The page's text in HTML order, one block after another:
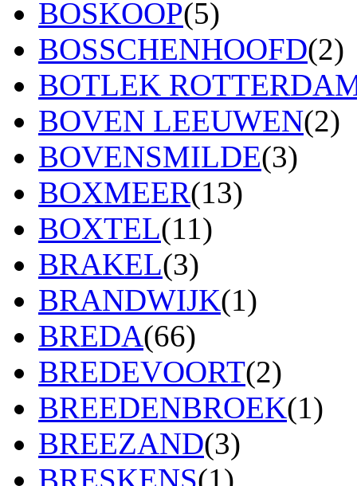
BOSKOOP(5)
BOSSCHENHOOFD(2)
BOTLEK
BOVEN LEEUWEN(2)
BOVENSMILDE(3)
BOXMEER(13)
BOXTEL(11)
BRAKEL(3)
BRANDWIJK(1)
BREDA(66)
BREDEVOORT(2)
BREEDENBROEK(1)
BREEZAND(3)
BRESKENS(1)